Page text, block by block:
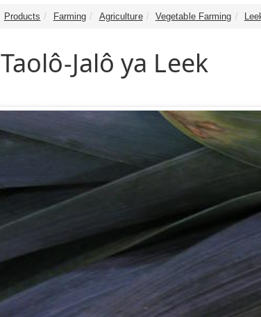
Products Farming Agriculture Vegetable Farming
Taolô-Jalô ya Leek